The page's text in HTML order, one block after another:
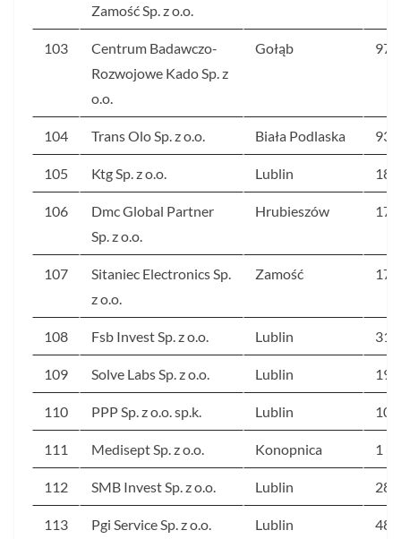
Zamość Sp. z o.o.
103
Centrum Badawczo-
Rozwojowe Kado Sp. z
o.o.
Gołąb 978
104 Trans Olo Sp. z o.o. Biała Podlaska 93
105 Ktg Sp. z o.o. Lublin 189
106
Dmc Global Partner
Sp. z o.o.
Hrubieszów 178
107
Sitaniec Electronics Sp.
z o.o.
Zamość 170
108 Fsb Invest Sp. z o.o. Lublin 318
109 Solve Labs Sp. z o.o. Lublin 190
110 PPP Sp. z o.o. sp.k. Lublin 100
111 Medisept Sp. z o.o. Konopnica 1
112 SMB Invest Sp. z o.o. Lublin 282
113 Pgi Service Sp. z o.o. Lublin 489